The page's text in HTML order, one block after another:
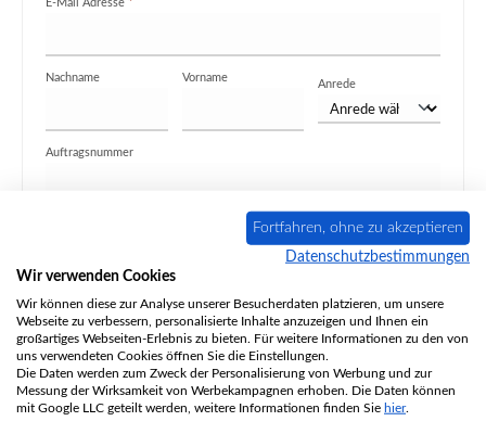
Nachname Vorname
Anrede
Auftragsnummer
Grund des Widerrufs / Anmerkungen (optional)
Die mit einem Stern (*) markierten Felder sind Pflichtfelder.
Ich habe die Datenschutzbestimmungen zur Kenntnis
genommen und dieAGBgelesen und bin mit ihnen
Fortfahren, ohne zu akzeptieren
Datenschutzbestimmungen
Wir verwenden Cookies
Wir können diese zur Analyse unserer Besucherdaten platzieren, um unsere
Webseite zu verbessern, personalisierte Inhalte anzuzeigen und Ihnen ein
großartiges Webseiten-Erlebnis zu bieten. Für weitere Informationen zu den von
uns verwendeten Cookies öffnen Sie die Einstellungen.
Die Daten werden zum Zweck der Personalisierung von Werbung und zur
Messung der Wirksamkeit von Werbekampagnen erhoben. Die Daten können
mit Google LLC geteilt werden, weitere Informationen finden Sie hier.